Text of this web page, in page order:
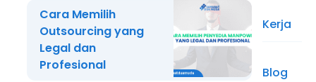
Cara Memilih
Outsourcing yang
Legal dan
Profesional
Kerja
Blog